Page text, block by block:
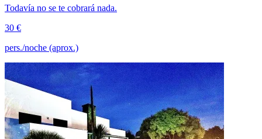
Todavía no se te cobrará nada.
30 €
pers./noche (aprox.)